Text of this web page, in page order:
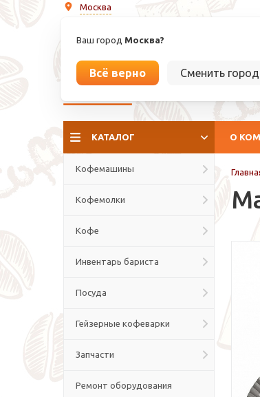
Москва
Ваш город Москва?
Всё верно Сменить город
La culture del caffé
КАТАЛОГ О
Кофемашины
Кофемолки
Кофе
Инвентарь бариста
Посуда
Гейзерные кофеварки
Запчасти
Ремонт оборудования